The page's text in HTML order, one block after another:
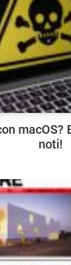
macOS?
noti!